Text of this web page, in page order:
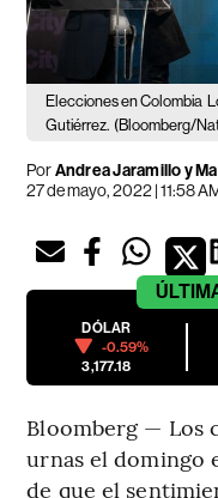
Elecciones en Colombia
Gutiérrez. (Bloomberg/
PorAndrea Jaramillo y
27 de mayo, 2022 | 11:58
DÓLAR
-0.59%
3,177.18
Bloomberg — Los
urnas el domingo
de que el